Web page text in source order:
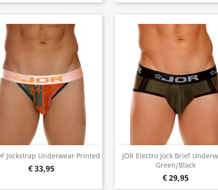
Jockstrap Underwear Printed
€ 33,95
Snel bekijken
JOR Electro Jock Brief
Green/Black
€ 29,95
Snel bekijken